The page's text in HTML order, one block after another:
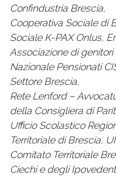
Confindustria Brescia,
Cooperativa Sociale di
Sociale K-PAX Onlus,
Associazione di
Nazionale Pensionati
Settore Brescia,
Rete Lenford –
della Consigliera di
Ufficio Scolastico
Territoriale di Brescia,
Comitato Territoriale
Ciechi e degli